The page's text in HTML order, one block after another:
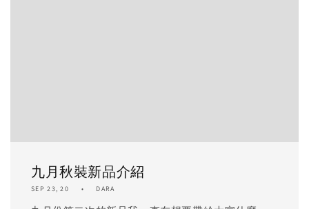
九月秋裝新品介紹
SEP 23, 20 DARA